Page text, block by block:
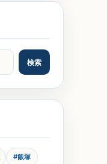
検索
#飯塚